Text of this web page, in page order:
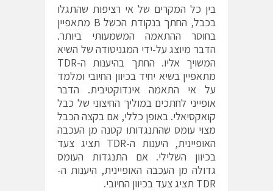
בין כל המקרים של אי רציפות שהתגלו
בכבל, החתך בנקודת הכשל B מתאפיין
בחוסר ההתאמה המשמעותי ביותר.
הדבר מיוצג על-ידי המגניטודה של השיא
המשויך אליו. החתך בהיענות ה-TDR
מתאפיין בשיא יחיד בכיוון החיובי ומלמד
על אי התאמה אינדוקטיבית. הדבר
אופייני לחתכים במוליך החיצוני של כבל
קואקסיאלי. באופן כללי, אם בקצה הכבל
מצוי עומס שהתנגדותו קטנה מן העכבה
האופיינית, היענות ה-TDR תציג צעד
בכיוון השלילי. אם התנגדות העומס
גדולה מן העכבה האופיינית, היענות ה-
TDR תציג צעד בכיוון החיובי.